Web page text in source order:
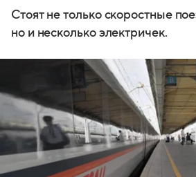
Стоят не только скоростные
но и несколько электричек.